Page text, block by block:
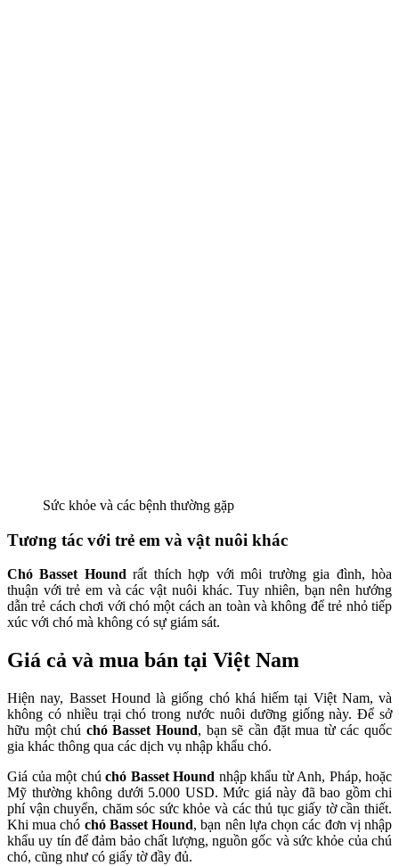
Sức khỏe và các bệnh thường gặp
Tương tác với trẻ em và vật nuôi khác
Chó Basset Hound rất thích hợp với môi trường gia đình, hòa
thuận với trẻ em và các vật nuôi khác. Tuy nhiên, bạn nên hướng
dẫn trẻ cách chơi với chó một cách an toàn và không để trẻ nhỏ tiếp
xúc với chó mà không có sự giám sát.
Giá cả và mua bán tại Việt Nam
Hiện nay, Basset Hound là giống chó khá hiếm tại Việt Nam, và
không có nhiều trại chó trong nước nuôi dưỡng giống này. Để sở
hữu một chú chó Basset Hound, bạn sẽ cần đặt mua từ các quốc
gia khác thông qua các dịch vụ nhập khẩu chó.
Giá của một chú chó Basset Hound nhập khẩu từ Anh, Pháp, hoặc
Mỹ thường không dưới 5.000 USD. Mức giá này đã bao gồm chi
phí vận chuyển, chăm sóc sức khỏe và các thủ tục giấy tờ cần thiết.
Khi mua chó chó Basset Hound, bạn nên lựa chọn các đơn vị nhập
khẩu uy tín để đảm bảo chất lượng, nguồn gốc và sức khỏe của chú
chó, cũng như có giấy tờ đầy đủ.